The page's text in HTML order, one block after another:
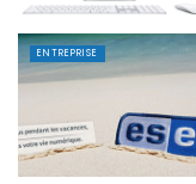
ENTREPRISE